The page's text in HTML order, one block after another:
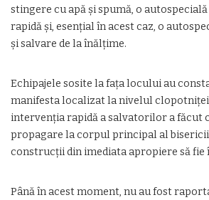
stingere cu apă și spumă, o
rapidă și, esențial în acest caz, o
și salvare de la înălțime.
​Echipajele sosite la fața locului au
manifesta localizat la nivelul
intervenția rapidă a salvatorilor a făcut
propagare la corpul principal al bisericii
construcții din imediata apropiere să fie
​Până în acest moment, nu au fost